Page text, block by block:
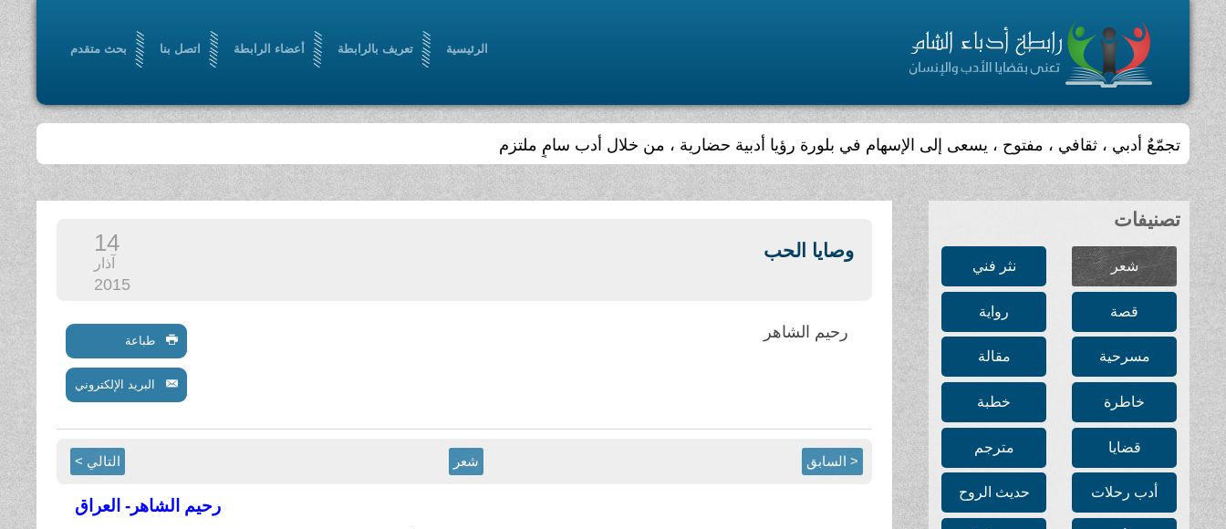
الرئيسية تعريف بالرابطة أعضاء الرابطة اتصل بنا بحث متقدم
يجري تحديث الموقع أسبوعيا
تصنيفات
شعر نثر فني
قصة رواية
مسرحية مقالة
خاطرة خطبة
قضايا مترجم
أدب رحلات حديث الروح
وصايا الحب 14
آذار
2015
رحيم الشاهر طباعة
البريد الإلكتروني
< السابق شعر التالي >
رحيم الشاهر- العراق